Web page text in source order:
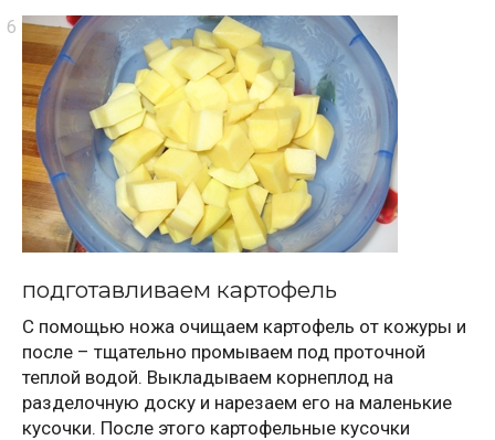
подготавливаем картофель
С помощью ножа очищаем картофель от кожуры и
после – тщательно промываем под проточной
теплой водой. Выкладываем корнеплод на
разделочную доску и нарезаем его на маленькие
кусочки. После этого картофельные кусочки